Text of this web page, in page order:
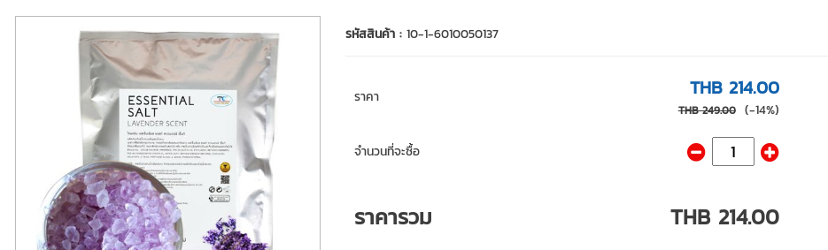
รหัสสินค้า : 10-1-6010050137
ราคา THB 214.00
THB 249.00 (-14%)
จำนวนที่จะซื้อ
ราคารวม THB 214.00